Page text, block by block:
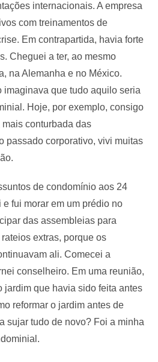
internacionais. A empresa
com treinamentos de
Em contrapartida, havia forte
Cheguei a ter, ao mesmo
na Alemanha e no México.
imaginava que tudo aquilo seria
Hoje, por exemplo, consigo
conturbada das
passado corporativo, vivi muitas
de condomínio aos 24
fui morar em um prédio no
das assembleias para
extras, porque os
ali. Comecei a
conselheiro. Em uma reunião,
jardim que havia sido feita antes
reformar o jardim antes de
sujar tudo de novo? Foi a minha